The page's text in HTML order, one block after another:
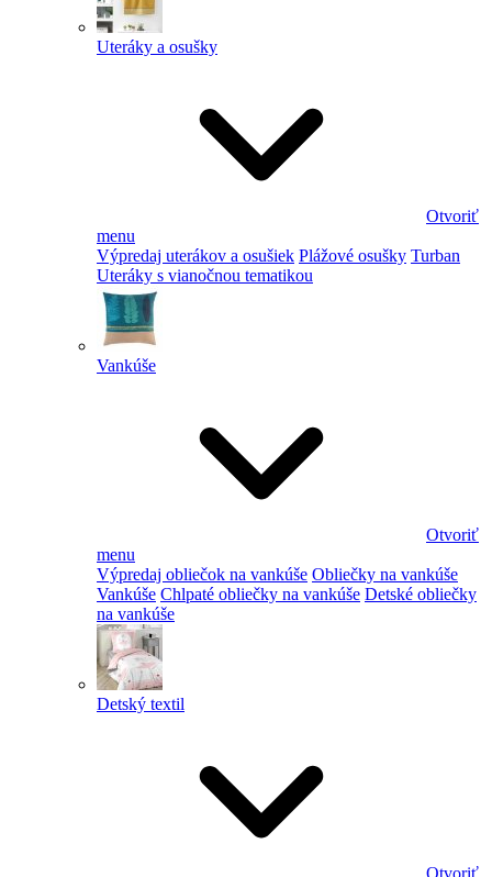
Uteráky a osušky
Otvoriť
menu
Výpredaj uterákov a osušiek Plážové osušky Turban
Uteráky s vianočnou tematikou
Vankúše
Otvoriť
menu
Výpredaj obliečok na vankúše Obliečky na vankúše
Vankúše Chlpaté obliečky na vankúše Detské obliečky
na vankúše
Detský textil
Otvoriť